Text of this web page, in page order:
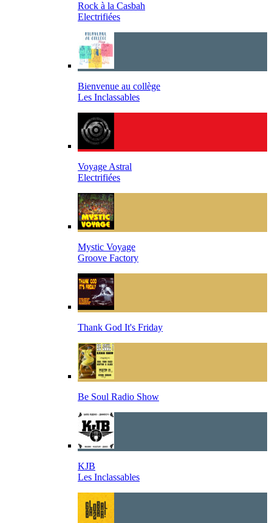
Rock à la Casbah
Electrifiées
Bienvenue au collège
Les Inclassables
Voyage Astral
Electrifiées
Mystic Voyage
Groove Factory
Thank God It's Friday
Be Soul Radio Show
KJB
Les Inclassables